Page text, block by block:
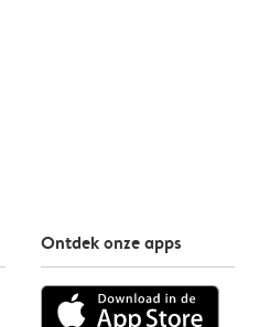
Ontdek onze apps